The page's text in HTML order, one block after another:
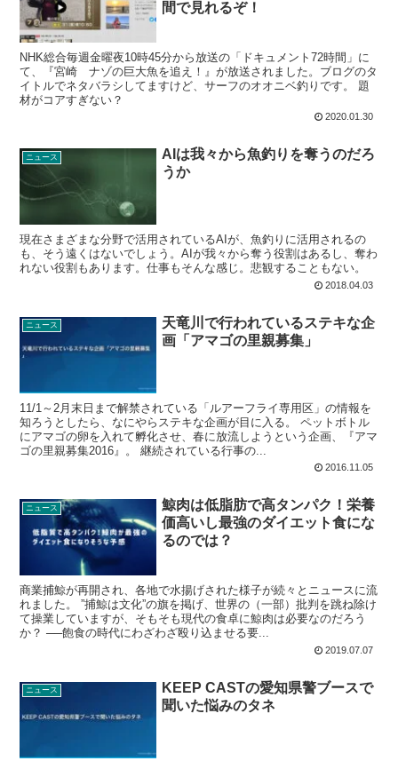
間で見れるぞ！
NHK総合毎週金曜夜10時45分から放送の「ドキュメント72時間」に
て、『宮崎 ナゾの巨大魚を追え！』が放送されました。ブログのタ
イトルでネタバラシしてますけど、サーフのオオニベ釣りです。 題
材がコアすぎない？
2020.01.30
ニュース
AIは我々から魚釣りを奪うのだろ
うか
現在さまざまな分野で活用されているAIが、魚釣りに活用されるの
も、そう遠くはないでしょう。AIが我々から奪う役割はあるし、奪わ
れない役割もあります。仕事もそんな感じ。悲観することもない。
2018.04.03
ニュース
天竜川で行われているステキな企
画「アマゴの里親募集」
11/1～2月末日まで解禁されている「ルアーフライ専用区」の情報を
知ろうとしたら、なにやらステキな企画が目に入る。 ペットボトル
にアマゴの卵を入れて孵化させ、春に放流しようという企画、『アマ
ゴの里親募集2016』。 継続されている行事の...
2016.11.05
ニュース
鯨肉は低脂肪で高タンパク！栄養
価高いし最強のダイエット食にな
るのでは？
商業捕鯨が再開され、各地で水揚げされた様子が続々とニュースに流
れました。 ”捕鯨は文化”の旗を掲げ、世界の（一部）批判を跳ね除け
て操業していますが、そもそも現代の食卓に鯨肉は必要なのだろう
か？ ──飽食の時代にわざわざ殴り込ませる要...
2019.07.07
ニュース
KEEP CASTの愛知県警ブースで
聞いた悩みのタネ